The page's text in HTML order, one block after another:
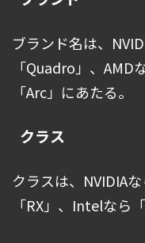
ブランド名は、
「Quadro」、
「Arc」にあたる。
クラス
クラスは、NVIDIA
「RX」、Intelなら